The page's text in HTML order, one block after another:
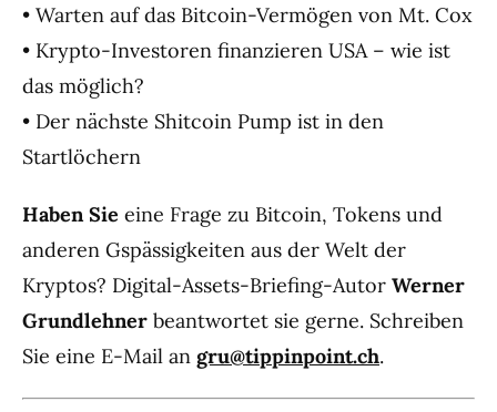
• Warten auf das Bitcoin-Vermögen von Mt. Cox
• Krypto-Investoren finanzieren USA – wie ist
das möglich?
• Der nächste Shitcoin Pump ist in den
Startlöchern
Haben Sie eine Frage zu Bitcoin, Tokens und
anderen Gspässigkeiten aus der Welt der
Kryptos? Digital-Assets-Briefing-Autor Werner
Grundlehner beantwortet sie gerne. Schreiben
Sie eine E-Mail an gru@tippinpoint.ch.